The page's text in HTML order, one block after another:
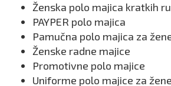
Ženska polo majica kratkih
PAYPER polo majica
Pamučna polo majica za
Ženske radne majice
Promotivne polo majice
Uniforme polo majice za žene